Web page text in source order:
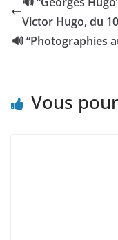
Victor Hugo, du
🔊 “Photographies
Vous